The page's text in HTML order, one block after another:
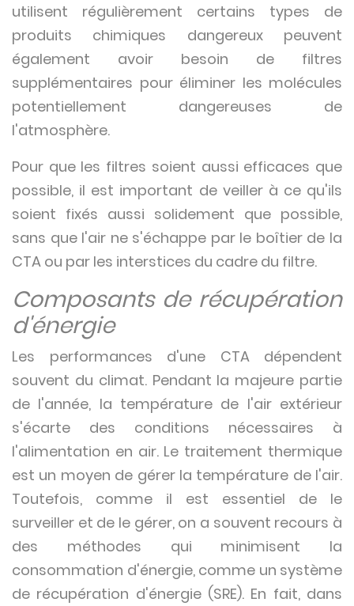
utilisent régulièrement certains types de
produits chimiques dangereux peuvent
également avoir besoin de filtres
supplémentaires pour éliminer les molécules
potentiellement dangereuses de
l'atmosphère.
Pour que les filtres soient aussi efficaces que
possible, il est important de veiller à ce qu'ils
soient fixés aussi solidement que possible,
sans que l'air ne s'échappe par le boîtier de la
CTA ou par les interstices du cadre du filtre.
Composants de récupération
d'énergie
Les performances d'une CTA dépendent
souvent du climat. Pendant la majeure partie
de l'année, la température de l'air extérieur
s'écarte des conditions nécessaires à
l'alimentation en air. Le traitement thermique
est un moyen de gérer la température de l'air.
Toutefois, comme il est essentiel de le
surveiller et de le gérer, on a souvent recours à
des méthodes qui minimisent la
consommation d'énergie, comme un système
de récupération d'énergie (SRE). En fait, dans